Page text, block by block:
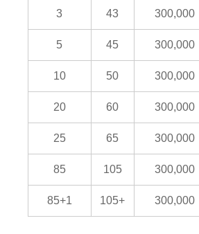
3 43 300,000
5 45 300,000
10 50 300,000
20 60 300,000
25 65 300,000
85 105 300,000
85+1 105+ 300,000